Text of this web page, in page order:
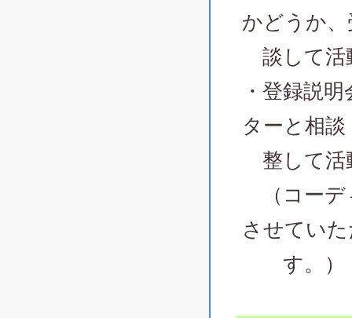
かどうか
談して活
・登録説
ターと相談
整して活
（コーデ
させてい
す。）